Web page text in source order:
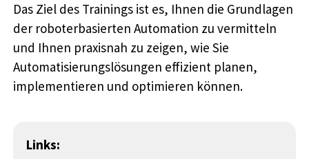
Das Ziel des Trainings ist es, Ihnen die Grundlagen
der roboterbasierten Automation zu vermitteln
und Ihnen praxisnah zu zeigen, wie Sie
Automatisierungslösungen effizient planen,
implementieren und optimieren können.
Links: